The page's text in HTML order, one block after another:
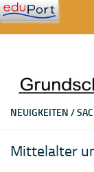
Zum Inhalt
NEUIGKEITEN /
Mittelalter